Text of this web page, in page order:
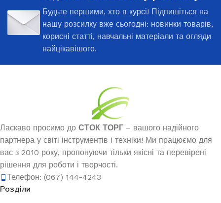
Будьте першими, хто в курсі! Підпишіться на
нашу розсилку вже сьогодні: новинки товарів,
корисні статті, навчальні матеріали та огляди
найцікавішого.
Ласкаво просимо до СТОК ТОРГ – вашого надійного
партнера у світі інструментів і техніки! Ми працюємо для
вас з 2010 року, пропонуючи тільки якісні та перевірені
рішення для роботи і творчості.
Телефон: (067) 144-4243
Розділи